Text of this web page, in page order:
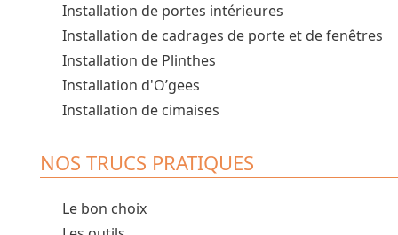
Installation de portes intérieures
Installation de cadrages de porte et de fenêtres
Installation de Plinthes
Installation d'O’gees
Installation de cimaises
NOS TRUCS PRATIQUES
Le bon choix